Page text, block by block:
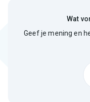
Wat
Geef je mening en